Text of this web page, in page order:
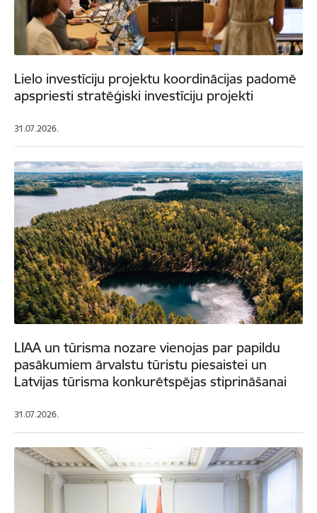
Lielo investīciju projektu koordinācijas padomē
apspriesti stratēģiski investīciju projekti
31.07.2026.
LIAA un tūrisma nozare vienojas par papildu
pasākumiem ārvalstu tūristu piesaistei un
Latvijas tūrisma konkurētspējas stiprināšanai
31.07.2026.